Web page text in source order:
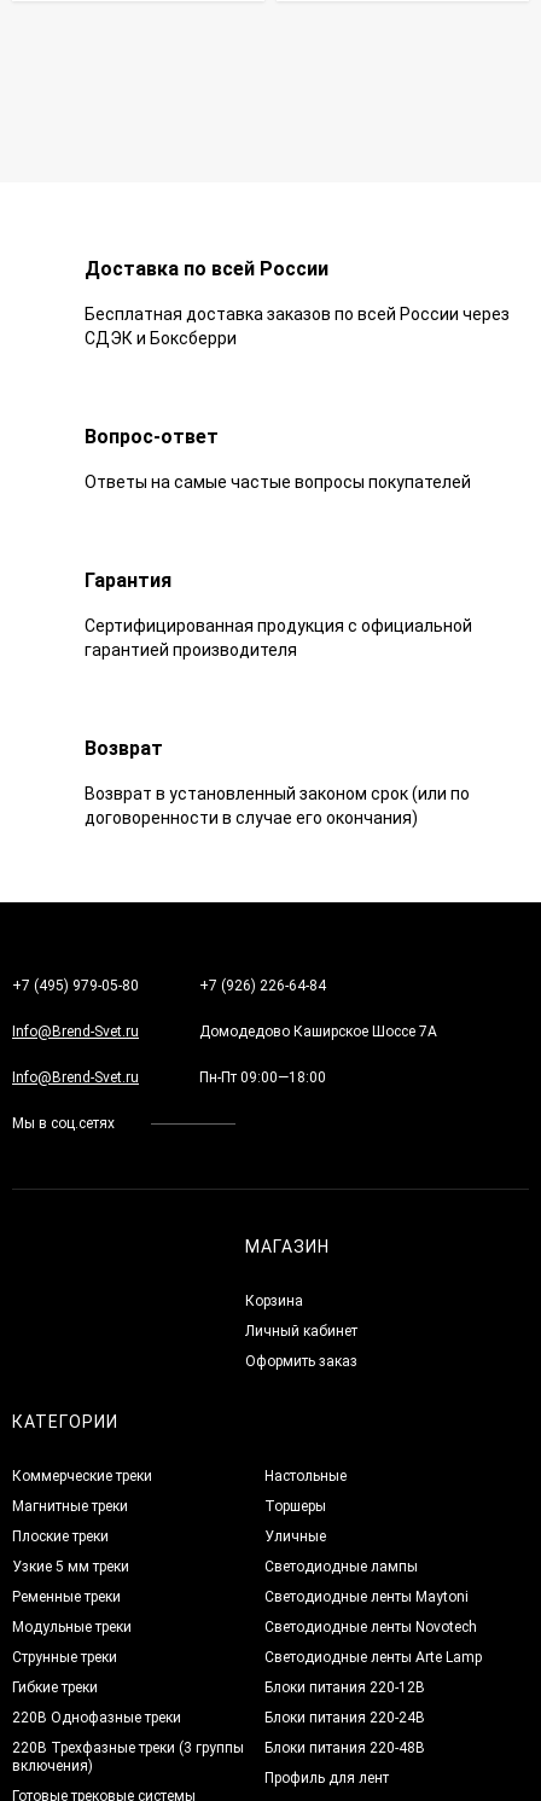
Доставка по всей России
Бесплатная доставка заказов по всей России через
СДЭК и Боксберри
Вопрос-ответ
Ответы на самые частые вопросы покупателей
Гарантия
Сертифицированная продукция с официальной
гарантией производителя
Возврат
Возврат в установленный законом срок (или по
договоренности в случае его окончания)
+7 (495) 979-05-80 +7 (926) 226-64-84
Info@Brend-Svet.ru Домодедово Каширское Шоссе 7А
Info@Brend-Svet.ru Пн-Пт 09:00—18:00
Мы в соц.сетях
МАГАЗИН
Корзина
Личный кабинет
Оформить заказ
КАТЕГОРИИ
Коммерческие треки
Магнитные треки
Плоские треки
Узкие 5 мм треки
Ременные треки
Модульные треки
Струнные треки
Гибкие треки
220В Однофазные треки
220В Трехфазные треки (3 группы
включения)
Готовые трековые системы
Настольные
Торшеры
Уличные
Светодиодные лампы
Светодиодные ленты Maytoni
Светодиодные ленты Novotech
Светодиодные ленты Arte Lamp
Блоки питания 220-12В
Блоки питания 220-24В
Блоки питания 220-48В
Профиль для лент